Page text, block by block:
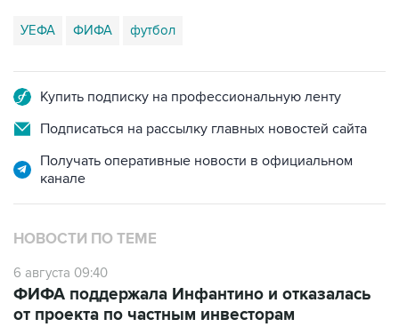
УЕФА ФИФА футбол
Купить подписку на профессиональную ленту
Подписаться на рассылку главных новостей сайта
Получать оперативные новости в официальном
канале
НОВОСТИ ПО ТЕМЕ
6 августа 09:40
ФИФА поддержала Инфантино и отказалась
от проекта по частным инвесторам